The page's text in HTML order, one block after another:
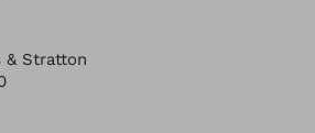
& Stratton